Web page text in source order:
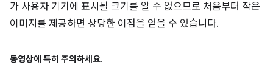
가 사용자 기기에 표시될 크기를 알 수 없으므로 처음부터 작은
이미지를 제공하면 상당한 이점을 얻을 수 있습니다.
동영상에 특히 주의하세요.